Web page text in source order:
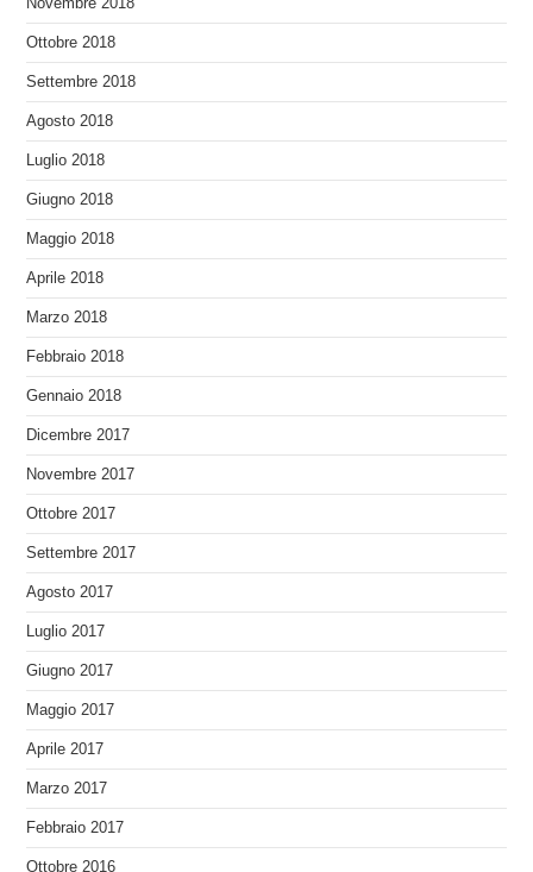
Ottobre 2018
Settembre 2018
Agosto 2018
Luglio 2018
Giugno 2018
Maggio 2018
Aprile 2018
Marzo 2018
Febbraio 2018
Gennaio 2018
Dicembre 2017
Novembre 2017
Ottobre 2017
Settembre 2017
Agosto 2017
Luglio 2017
Giugno 2017
Maggio 2017
Aprile 2017
Marzo 2017
Febbraio 2017
Ottobre 2016